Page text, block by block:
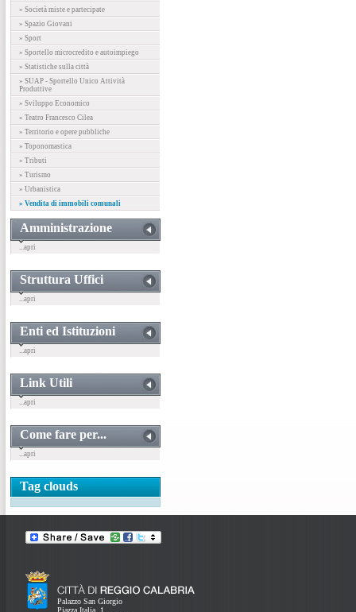
» Società miste e partecipate
» Spazio Giovani
» Sport
» Sportello microcredito e autoimpiego
» Statistiche sulla città
» SUAP - Sportello Unico Attività
Produttive
» Sviluppo Economico
» Teatro Francesco Cilea
» Territorio e opere pubbliche
» Toponomastica
» Tributi
» Turismo
» Urbanistica
» Vendita di immobili comunali
Amministrazione
...apri
Struttura Uffici
...apri
Enti ed Istituzioni
...apri
Link Utili
...apri
Come fare per...
...apri
Tag clouds
Palazzo San Giorgio
Piazza Italia, 1